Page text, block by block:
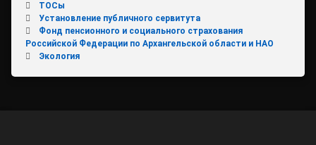
ТОСы
Установление публичного сервитута
Фонд пенсионного и социального страхования
Российской Федерации по Архангельской области и НАО
Экология